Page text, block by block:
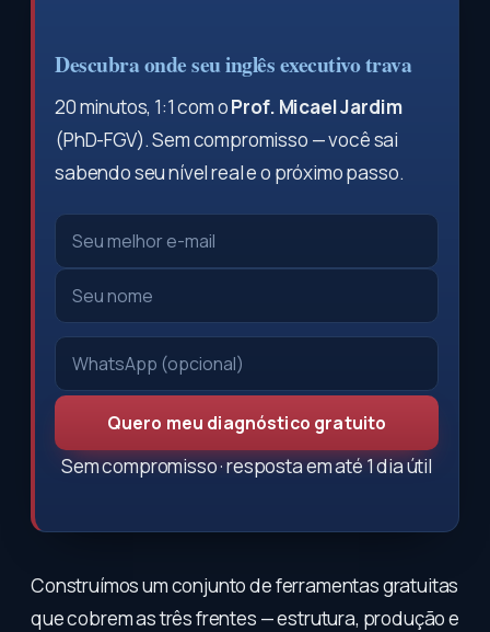
Descubra onde seu inglês executivo trava
20 minutos, 1:1 com oProf. Micael Jardim
(PhD-FGV). Sem compromisso — você sai
sabendo seu nível real e o próximo passo.
Quero meu diagnóstico gratuito
Sem compromisso · resposta em até 1 dia útil
Construímos um conjunto de ferramentas gratuitas
que cobrem as três frentes — estrutura, produção e